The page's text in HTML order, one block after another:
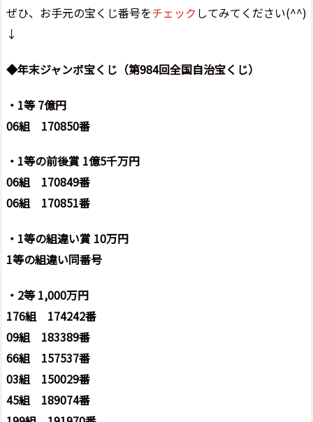
ぜひ、お手元の宝くじ番号をチェック してみてください(^^)
↓
◆年末ジャンボ宝くじ（第984回全国自治宝くじ）
・1等 7億円
06組 170850番
・1等の前後賞 1億5千万円
06組 170849番
06組 170851番
・1等の組違い賞 10万円
1等の組違い同番号
・2等 1,000万円
176組 174242番
09組 183389番
66組 157537番
03組 150029番
45組 189074番